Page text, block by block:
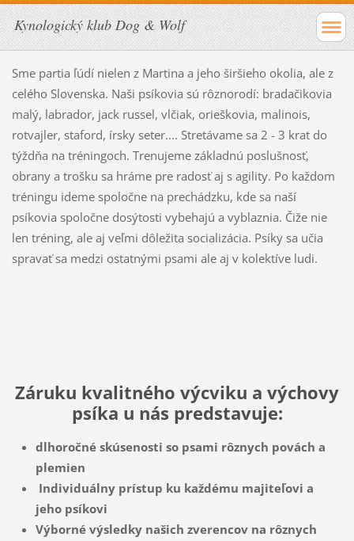
Kynologický klub Dog & Wolf
Sme partia ľúdí nielen z Martina a jeho širšieho okolia, ale z
celého Slovenska. Naši psíkovia sú rôznorodí: bradačikovia
malý, labrador, jack russel, vlčiak, orieškovia, malinois,
rotvajler, staford, írsky seter.... Stretávame sa 2 - 3 krat do
týždňa na tréningoch. Trenujeme základnú poslušnosť,
obrany a trošku sa hráme pre radosť aj s agility. Po každom
tréningu ideme spoločne na prechádzku, kde sa naší
psíkovia spoločne dosýtosti vybehajú a vyblaznia. Čiže nie
len tréning, ale aj veľmi dôležita socializácia. Psíky sa učia
spravať sa medzi ostatnými psami ale aj v kolektíve ludi.
Záruku kvalitného výcviku a výchovy
psíka u nás predstavuje:
dlhoročné skúsenosti so psami rôznych povách a
plemien
Individuálny prístup ku každému majiteľovi a
jeho psíkovi
Výborné výsledky našich zverencov na rôznych